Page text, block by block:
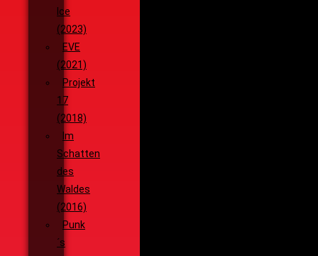
Ice
(2023)
EVE
(2021)
Projekt
17
(2018)
Im
Schatten
des
Waldes
(2016)
Punk
´s